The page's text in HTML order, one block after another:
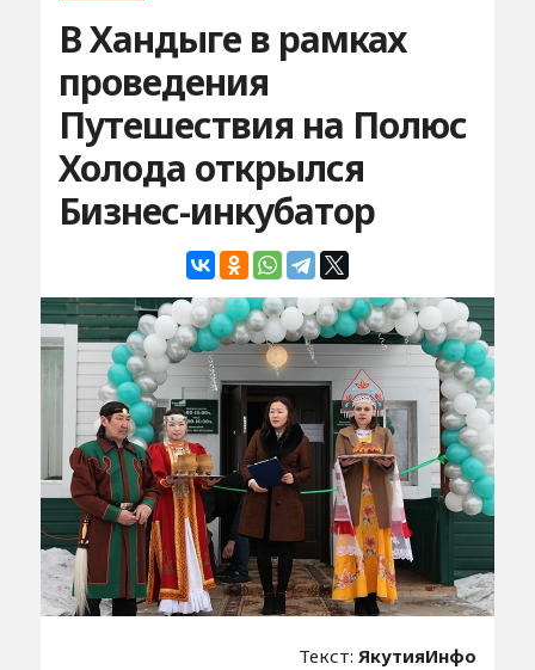
В Хандыге в рамках
проведения
Путешествия на Полюс
Холода открылся
Бизнес-инкубатор
Текст:ЯкутияИнфо